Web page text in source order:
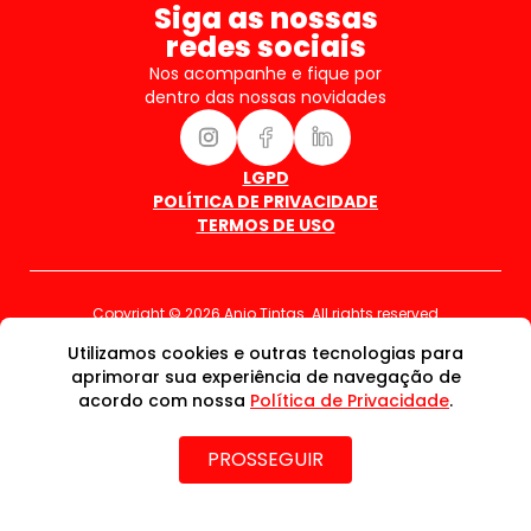
Siga as nossas
redes sociais
Nos acompanhe e fique por
dentro das nossas novidades
LGPD
POLÍTICA DE PRIVACIDADE
TERMOS DE USO
Copyright © 2026 Anjo Tintas. All rights reserved
Utilizamos cookies e outras tecnologias para
aprimorar sua experiência de navegação de
acordo com nossa Política de Privacidade.
PROSSEGUIR